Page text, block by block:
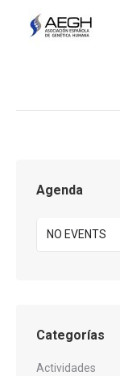
Agenda
NO EVENTS
Categorías
Actividades